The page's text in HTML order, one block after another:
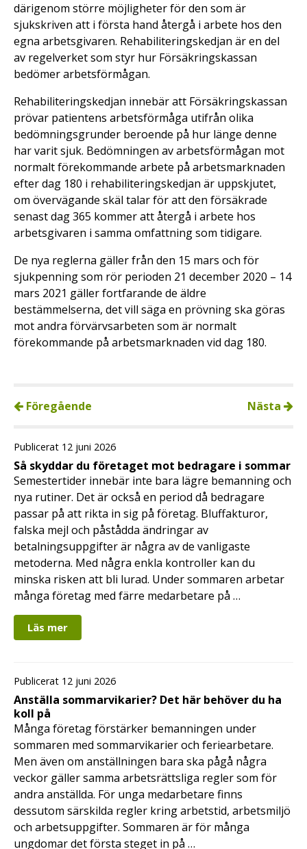
därigenom större möjligheter för den som är
sjukskriven att i första hand återgå i arbete hos den
egna arbetsgivaren. Rehabiliteringskedjan är en del
av regelverket som styr hur Försäkringskassan
bedömer arbetsförmågan.
Rehabiliteringskedjan innebär att Försäkringskassan
prövar patientens arbetsförmåga utifrån olika
bedömningsgrunder beroende på hur länge denne
har varit sjuk. Bedömningen av arbetsförmågan mot
normalt förekommande arbete på arbetsmarknaden
efter dag 180 i rehabiliteringskedjan är uppskjutet,
om övervägande skäl talar för att den försäkrade
senast dag 365 kommer att återgå i arbete hos
arbetsgivaren i samma omfattning som tidigare.
De nya reglerna gäller från den 15 mars och för
sjukpenning som rör perioden 21 december 2020 – 14
mars 2021 gäller fortfarande de äldre
bestämmelserna, det vill säga en prövning ska göras
mot andra förvärvsarbeten som är normalt
förekommande på arbetsmarknaden vid dag 180.
Föregående Nästa
Publicerat 12 juni 2026
Så skyddar du företaget mot bedragare i sommar
Semestertider innebär inte bara lägre bemanning och
nya rutiner. Det är också en period då bedragare
passar på att rikta in sig på företag. Bluffakturor,
falska mejl och påstådda ändringar av
betalningsuppgifter är några av de vanligaste
metoderna. Med några enkla kontroller kan du
minska risken att bli lurad. Under sommaren arbetar
många företag med färre medarbetare på …
Läs mer
Publicerat 12 juni 2026
Anställa sommarvikarier? Det här behöver du ha
koll på
Många företag förstärker bemanningen under
sommaren med sommarvikarier och feriearbetare.
Men även om anställningen bara ska pågå några
veckor gäller samma arbetsrättsliga regler som för
andra anställda. För unga medarbetare finns
dessutom särskilda regler kring arbetstid, arbetsmiljö
och arbetsuppgifter. Sommaren är för många
ungdomar det första steget in på …